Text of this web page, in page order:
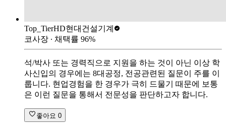
Top_TierHD현대건설기계
코사장 ∙ 채택률 96%
석/박사 또는 경력직으로 지원을 하는 것이 아닌 이상 학
사신입의 경우에는 8대공정, 전공관련된 질문이 주를 이
룹니다. 현업경험을 한 경우가 극히 드물기 때문에 보통
은 이런 질문을 통해서 전문성을 판단하고자 합니다.
좋아요 0